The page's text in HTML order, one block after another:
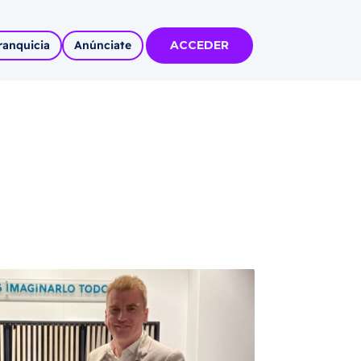
invertir
MÁS
con
tu Marca
Anúnciate ACCEDER